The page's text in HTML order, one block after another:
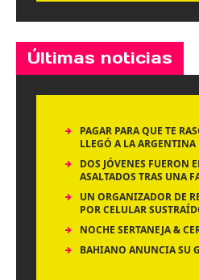
Últimas noticias
PAGAR PARA QUE TE
LLEGÓ A LA ARGENTINA
DOS JÓVENES FUERON
ASALTADOS TRAS UNA
UN ORGANIZADOR DE
POR CELULAR
NOCHE SERTANEJA &
BAHIANO ANUNCIA SU